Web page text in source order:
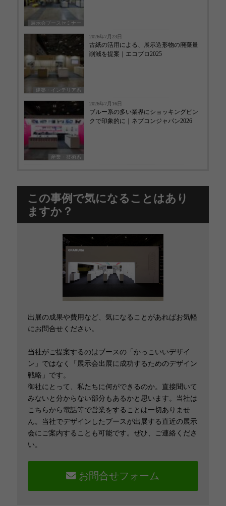
展示会ブースセミナー
建築・インテリア系
2026年7月23日
古紙の活用による、展示造形物の廃棄量
削減を提案｜エコプロ2025
産業・技術系
2026年7月16日
ブルー系の多い業界にショッキングピン
クで印象的に｜ネプコンジャパン2026
この事例で気になることはあり
ますか？
出展の成果や費用など、気になることがあればお気軽
にお問合せください。
当社がご提案するのはブースの「かっこいいデザイ
ン」ではなく「展示会出展に成功するためのデザイン
戦略」です。
御社にとって、私たちに何ができるのか。直接聞いて
みないと分からない部分もあるかと思います。当社は
こちらから電話等で営業をすることは一切ありませ
ん。当社でデザインしたブースが出展する直近の展示
会にご案内することも可能です。ぜひ、ご連絡くださ
い。
お問合せフォーム